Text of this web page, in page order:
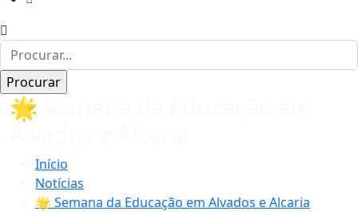
🌟 Semana da Educação em
Início
Notícias
🌟 Semana da Educação em Alvados e Alcaria